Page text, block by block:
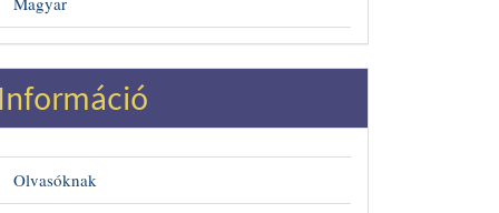
Információ
Olvasóknak